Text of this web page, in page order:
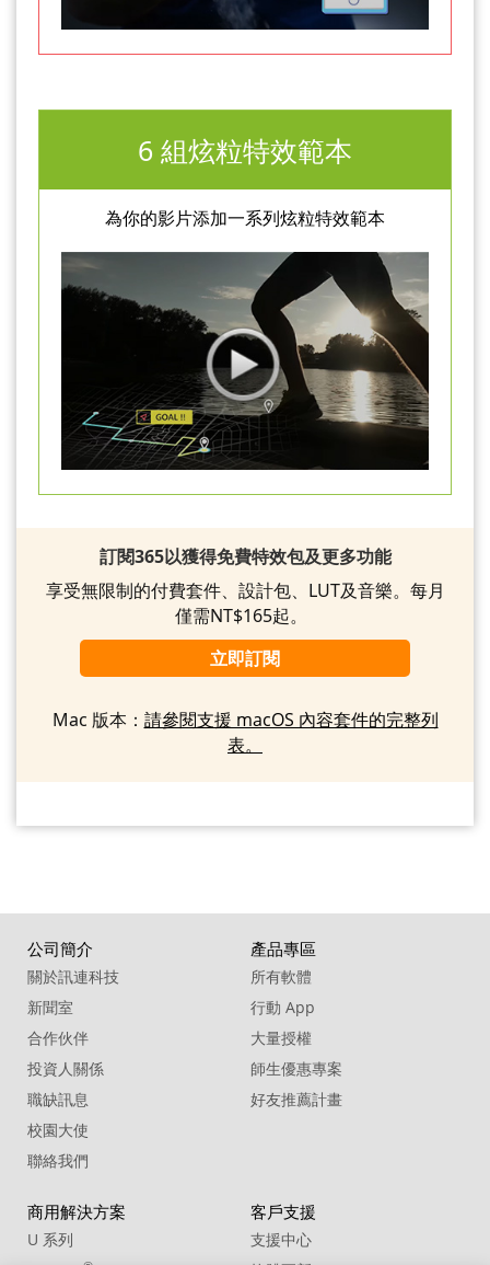
6 組炫粒特效範本
為你的影片添加一系列炫粒特效範本
訂閱365以獲得免費特效包及更多功能
享受無限制的付費套件、設計包、LUT及音樂。每月
僅需NT$165起。
立即訂閱
Mac 版本： 請參閱支援 macOS 內容套件的完整列
表。
公司簡介
關於訊連科技
新聞室
合作伙伴
投資人關係
職缺訊息
校園大使
聯絡我們
產品專區
所有軟體
行動 App
大量授權
師生優惠專案
好友推薦計畫
商用解決方案
U 系列
客戶支援
支援中心